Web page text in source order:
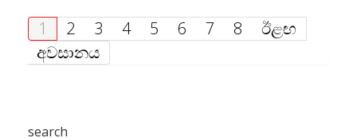
1 2 3 4 5 6 7 8
ඊළඟ
අවසානය
search